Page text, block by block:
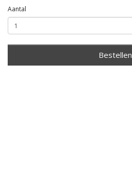
Aantal
Bestellen